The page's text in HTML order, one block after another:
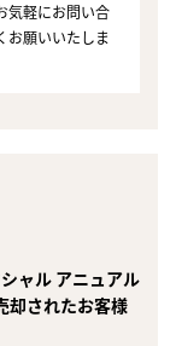
気軽にお問い合
お願いいたしま
ャル アニュアル
却されたお客様